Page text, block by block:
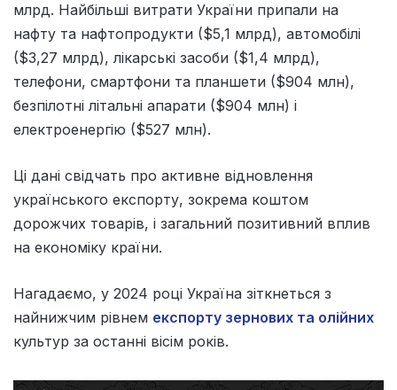
млрд. Найбільші витрати України припали на
нафту та нафтопродукти ($5,1 млрд), автомобілі
($3,27 млрд), лікарські засоби ($1,4 млрд),
телефони, смартфони та планшети ($904 млн),
безпілотні літальні апарати ($904 млн) і
електроенергію ($527 млн).
Ці дані свідчать про активне відновлення
українського експорту, зокрема коштом
дорожчих товарів, і загальний позитивний вплив
на економіку країни.
Нагадаємо, у 2024 році Україна зіткнеться з
найнижчим рівнем експорту зернових та олійних
культур за останні вісім років.